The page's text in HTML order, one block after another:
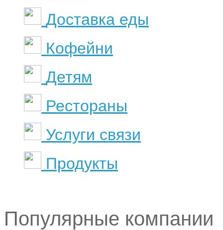
Доставка еды
Кофейни
Детям
Рестораны
Услуги связи
Продукты
Популярные компании